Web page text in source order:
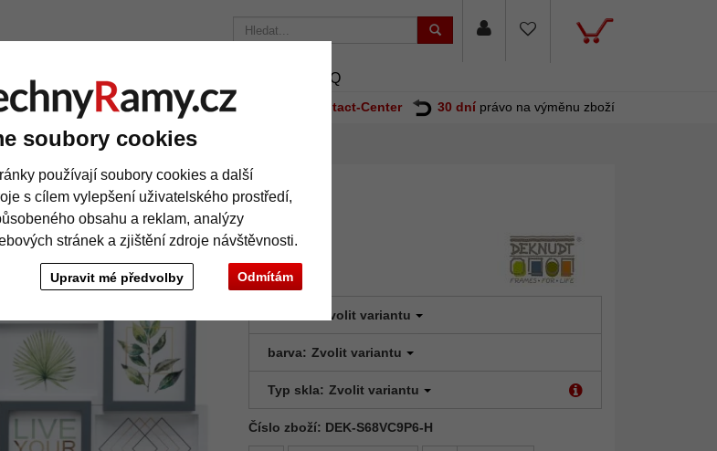
soubory cookies
používají soubory cookies a další
s cílem vylepšení uživatelského prostředí,
obsahu a reklam, analýzy
stránek a zjištění zdroje návštěvnosti.
Odmítám
Upravit mé předvolby
míru Pasparty FAQ
náklady 390 Kč +49 30 235 949 085 Contact-Center 30 dní právo na výměnu zboží
na 6 fotografií
na 6 fotografií
Zvolit variantu
barva: Zvolit variantu
Typ skla: Zvolit variantu
Číslo zboží: DEK-S68VC9P6-H